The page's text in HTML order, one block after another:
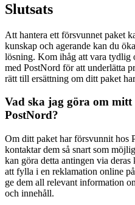
Slutsats
Att hantera ett försvunnet paket
kunskap och agerande kan du
lösning. Kom ihåg att vara tydlig
med PostNord för att underlätta
rätt till ersättning om ditt paket
Vad ska jag göra om
PostNord?
Om ditt paket har försvunnit hos
kontaktar dem så snart som
kan göra detta antingen via
att fylla i en reklamation online
ge dem all relevant information
och innehåll.